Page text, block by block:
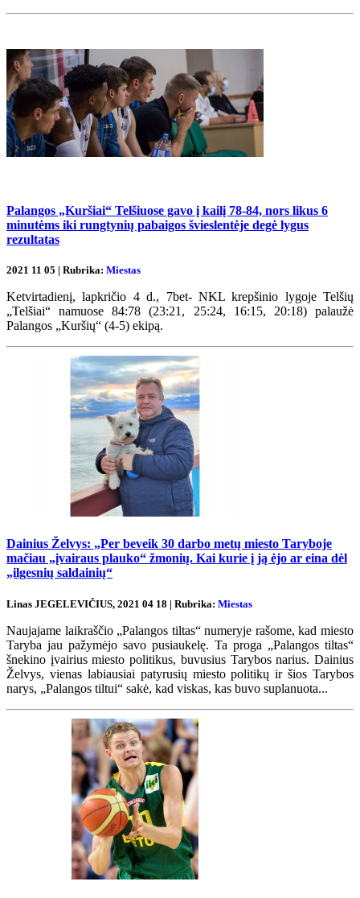
Palangos „Kuršiai“ Telšiuose gavo į kailį 78-84, nors likus 6
minutėms iki rungtynių pabaigos švieslentėje degė lygus
rezultatas
2021 11 05 | Rubrika: Miestas
Ketvirtadienį, lapkričio 4 d., 7bet- NKL krepšinio lygoje Telšių
„Telšiai“ namuose 84:78 (23:21, 25:24, 16:15, 20:18) palaužė
Palangos „Kuršių“ (4-5) ekipą.
Dainius Želvys: „Per beveik 30 darbo metų miesto Taryboje
mačiau „įvairaus plauko“ žmonių. Kai kurie į ją ėjo ar eina dėl
„ilgesnių saldainių“
Linas JEGELEVIČIUS, 2021 04 18 | Rubrika: Miestas
Naujajame laikraščio „Palangos tiltas“ numeryje rašome, kad miesto
Taryba jau pažymėjo savo pusiaukelę. Ta proga „Palangos tiltas“
šnekino įvairius miesto politikus, buvusius Tarybos narius. Dainius
Želvys, vienas labiausiai patyrusių miesto politikų ir šios Tarybos
narys, „Palangos tiltui“ sakė, kad viskas, kas buvo suplanuota...